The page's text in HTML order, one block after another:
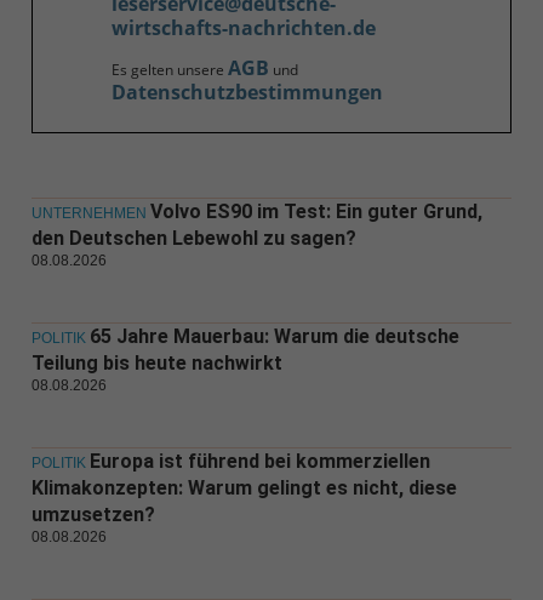
wirtschafts-nachrichten.de
Es gelten unsere AGB und
Datenschutzbestimmungen
UNTERNEHMEN Volvo ES90 im Test: Ein guter Grund,
den Deutschen Lebewohl zu sagen?
08.08.2026
POLITIK 65 Jahre Mauerbau: Warum die deutsche
Teilung bis heute nachwirkt
08.08.2026
POLITIK Europa ist führend bei kommerziellen
Klimakonzepten: Warum gelingt es nicht, diese
umzusetzen?
08.08.2026